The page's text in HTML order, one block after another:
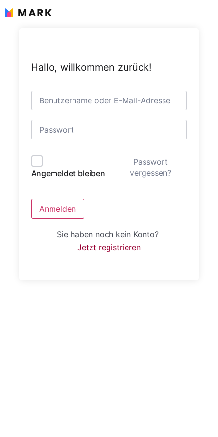
Inhalt
Hallo, willkommen zurück!
Angemeldet bleiben
Passwort
vergessen?
Anmelden
Sie haben noch kein Konto?
Jetzt registrieren